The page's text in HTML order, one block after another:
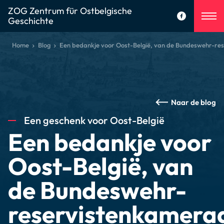
ZOG Zentrum für Ostbelgische
Geschichte
Home Blog Een bedankje voor Oost-België, van de Bundeswehr-
Naar de blog
Een geschenk voor Oost-België
Een bedankje voor
Oost-België, van
de Bundeswehr-